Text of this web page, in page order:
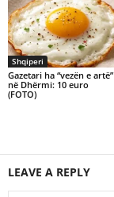
Shqiperi
Gazetari ha “vezën e artë”
në Dhërmi: 10 euro
(FOTO)
LEAVE A REPLY